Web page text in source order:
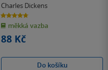
Charles Dickens
4.7
z
5
hvězdiček
měkká vazba
88 Kč
Do košíku